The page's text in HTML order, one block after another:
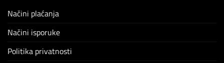
Načini plaćanja
Načini isporuke
Politika privatnosti